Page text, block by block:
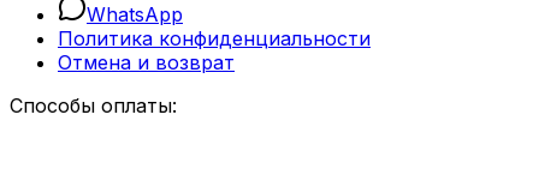
WhatsApp
Политика конфиденциальности
Отмена и возврат
Способы оплаты: